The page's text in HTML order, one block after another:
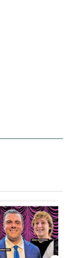
Jorge Messi, el
de tendencia con